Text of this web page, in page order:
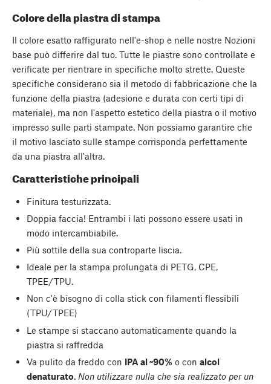
Colore della piastra di stampa
Il colore esatto raffigurato nell'e-shop e nelle nostre Nozioni
base può differire dal tuo. Tutte le piastre sono controllate e
verificate per rientrare in specifiche molto strette. Queste
specifiche considerano sia il metodo di fabbricazione che la
funzione della piastra (adesione e durata con certi tipi di
materiale), ma non l'aspetto estetico della piastra o il motivo
impresso sulle parti stampate. Non possiamo garantire che
il motivo lasciato sulle stampe corrisponda perfettamente
da una piastra all'altra.
Caratteristiche principali
Finitura testurizzata.
Doppia faccia! Entrambi i lati possono essere usati in
modo intercambiabile.
Più sottile della sua controparte liscia.
Ideale per la stampa prolungata di PETG, CPE,
TPEE/TPU.
Non c'è bisogno di colla stick con filamenti flessibili
(TPU/TPEE)
Le stampe si staccano automaticamente quando la
piastra si raffredda
Va pulito da freddo con IPA al ~90% o con alcol
denaturato. Non utilizzare nulla che sia realizzato per un